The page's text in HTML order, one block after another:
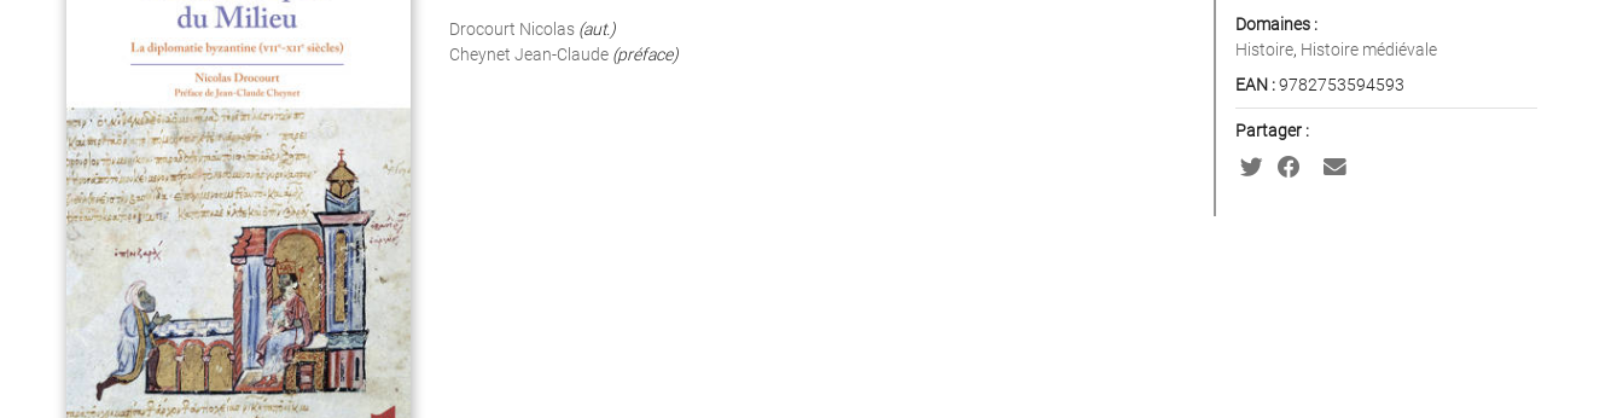
Drocourt Nicolas (aut.)
Cheynet Jean-Claude (préface)
Domaines :
Histoire, Histoire médiévale
EAN :9782753594593
Partager :